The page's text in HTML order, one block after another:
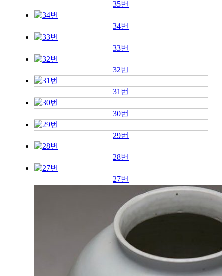
35번
34번
33번
32번
31번
30번
29번
28번
27번